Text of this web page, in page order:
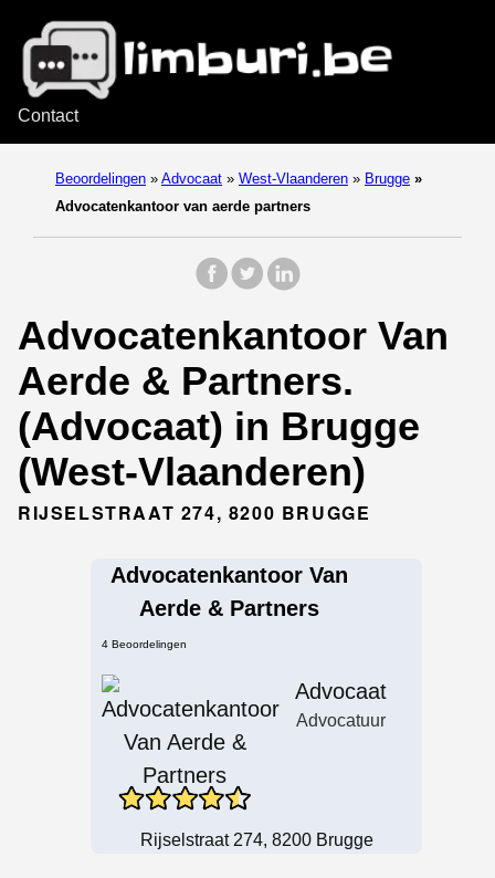
Contact
Beoordelingen » Advocaat » West-Vlaanderen » Brugge »
Advocatenkantoor van aerde partners
Advocatenkantoor Van
Aerde & Partners.
(Advocaat) in Brugge
(West-Vlaanderen)
RIJSELSTRAAT 274, 8200 BRUGGE
Advocatenkantoor Van
Aerde & Partners
4 Beoordelingen
Advocaat
Advocatuur
Rijselstraat 274, 8200 Brugge